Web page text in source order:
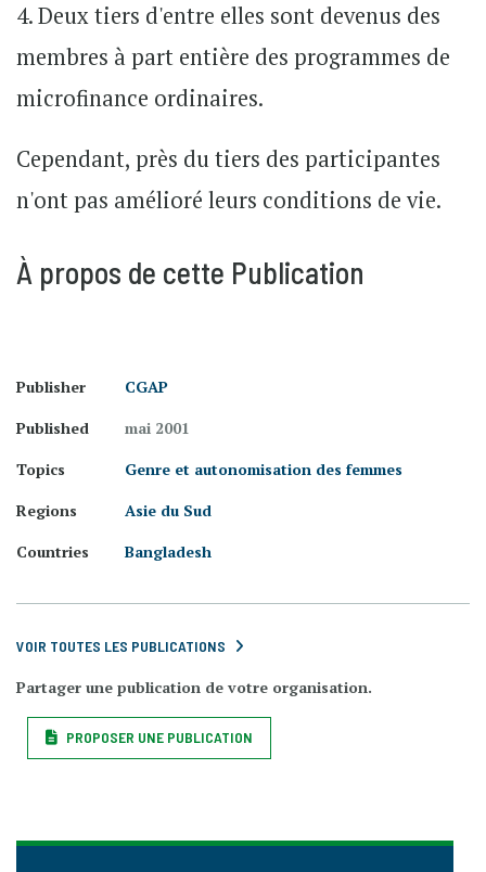
4. Deux tiers d'entre elles sont devenus des
membres à part entière des programmes de
microfinance ordinaires.
Cependant, près du tiers des participantes
n'ont pas amélioré leurs conditions de vie.
À propos de cette Publication
Publisher
CGAP
Published
mai 2001
Topics
Genre et autonomisation des femmes
Regions
Asie du Sud
Countries
Bangladesh
VOIR TOUTES LES PUBLICATIONS
Partager une publication de votre organisation.
PROPOSER UNE PUBLICATION